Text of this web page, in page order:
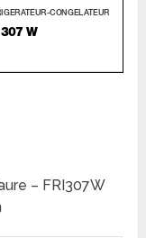
– FRI307W